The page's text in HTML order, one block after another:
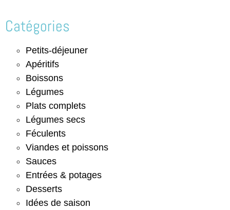
Catégories
Petits-déjeuner
Apéritifs
Boissons
Légumes
Plats complets
Légumes secs
Féculents
Viandes et poissons
Sauces
Entrées & potages
Desserts
Idées de saison